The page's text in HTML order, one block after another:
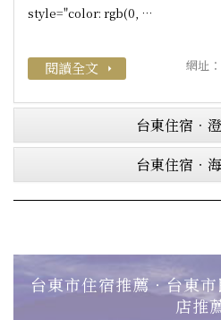
style="color: rgb(0, …
閱讀全文 arrow_right 網址：
台東住宿．
台東住宿‧
台東市住宿推薦‧台東
店推